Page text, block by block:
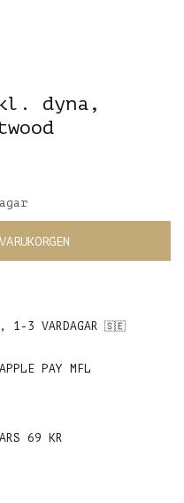
dyna,
1-3 VARDAGAR 🇸🇪
PAY MFL
69 KR